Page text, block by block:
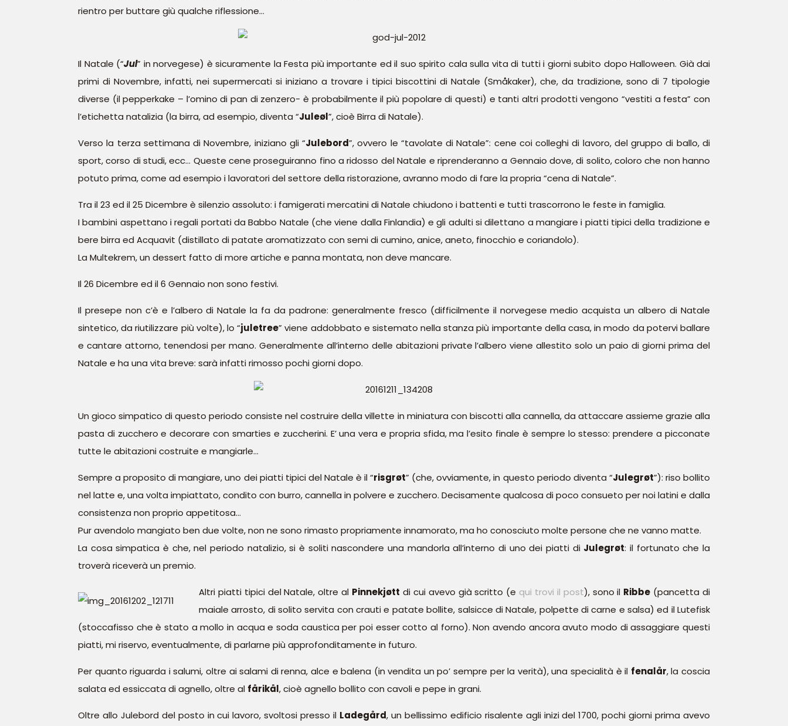
rientro per buttare giù qualche riflessione…
Il Natale (“Jul” in norvegese) è sicuramente la Festa più importante ed il suo spirito cala sulla vita di tutti i giorni subito dopo Halloween. Già dai
primi di Novembre, infatti, nei supermercati si iniziano a trovare i tipici biscottini di Natale (Småkaker), che, da tradizione, sono di 7 tipologie
diverse (il pepperkake – l’omino di pan di zenzero- è probabilmente il più popolare di questi) e tanti altri prodotti vengono “vestiti a festa” con
l’etichetta natalizia (la birra, ad esempio, diventa “Juleøl”, cioè Birra di Natale).
Verso la terza settimana di Novembre, iniziano gli “Julebord”, ovvero le “tavolate di Natale”: cene coi colleghi di lavoro, del gruppo di ballo, di
sport, corso di studi, ecc… Queste cene proseguiranno fino a ridosso del Natale e riprenderanno a Gennaio dove, di solito, coloro che non hanno
potuto prima, come ad esempio i lavoratori del settore della ristorazione, avranno modo di fare la propria “cena di Natale”.
Tra il 23 ed il 25 Dicembre è silenzio assoluto: i famigerati mercatini di Natale chiudono i battenti e tutti trascorrono le feste in famiglia.
I bambini aspettano i regali portati da Babbo Natale (che viene dalla Finlandia) e gli adulti si dilettano a mangiare i piatti tipici della tradizione e
bere birra ed Acquavit (distillato di patate aromatizzato con semi di cumino, anice, aneto, finocchio e coriandolo).
La Multekrem, un dessert fatto di more artiche e panna montata, non deve mancare.
Il 26 Dicembre ed il 6 Gennaio non sono festivi.
Il presepe non c’è e l’albero di Natale la fa da padrone: generalmente fresco (difficilmente il norvegese medio acquista un albero di Natale
sintetico, da riutilizzare più volte), lo “juletree” viene addobbato e sistemato nella stanza più importante della casa, in modo da potervi ballare
e cantare attorno, tenendosi per mano. Generalmente all’interno delle abitazioni private l’albero viene allestito solo un paio di giorni prima del
Natale e ha una vita breve: sarà infatti rimosso pochi giorni dopo.
Un gioco simpatico di questo periodo consiste nel costruire della villette in miniatura con biscotti alla cannella, da attaccare assieme grazie alla
pasta di zucchero e decorare con smarties e zuccherini. E’ una vera e propria sfida, ma l’esito finale è sempre lo stesso: prendere a picconate
tutte le abitazioni costruite e mangiarle…
Sempre a proposito di mangiare, uno dei piatti tipici del Natale è il “risgrøt” (che, ovviamente, in questo periodo diventa “Julegrøt”): riso bollito
nel latte e, una volta impiattato, condito con burro, cannella in polvere e zucchero. Decisamente qualcosa di poco consueto per noi latini e dalla
consistenza non proprio appetitosa…
Pur avendolo mangiato ben due volte, non ne sono rimasto propriamente innamorato, ma ho conosciuto molte persone che ne vanno matte.
La cosa simpatica è che, nel periodo natalizio, si è soliti nascondere una mandorla all’interno di uno dei piatti di Julegrøt: il fortunato che la
troverà riceverà un premio.
Altri piatti tipici del Natale, oltre al Pinnekjøtt di cui avevo già scritto (e qui trovi il post), sono il Ribbe (pancetta di
maiale arrosto, di solito servita con crauti e patate bollite, salsicce di Natale, polpette di carne e salsa) ed il Lutefisk
(stoccafisso che è stato a mollo in acqua e soda caustica per poi esser cotto al forno). Non avendo ancora avuto modo di assaggiare questi
piatti, mi riservo, eventualmente, di parlarne più approfonditamente in futuro.
Per quanto riguarda i salumi, oltre ai salami di renna, alce e balena (in vendita un po’ sempre per la verità), una specialità è il fenalår, la coscia
salata ed essiccata di agnello, oltre al fårikål, cioè agnello bollito con cavoli e pepe in grani.
Oltre allo Julebord del posto in cui lavoro, svoltosi presso il Ladegård, un bellissimo edificio risalente agli inizi del 1700, pochi giorni prima avevo